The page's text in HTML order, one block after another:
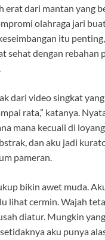
erat dari mantan yang
olahraga jari
itu
sehat dengan rebahan
dari video singkat
rata,” katanya.
mana kecuali di
dan aku jadi
pameran.
bikin awet muda.
lihat cermin. Wajah
diatur. Mungkin
aku punya